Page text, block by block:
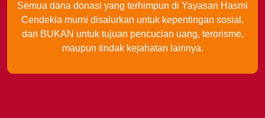
Semua dana donasi yang terhimpun di Yayasan Hasmi
Cendekia murni disalurkan untuk kepentingan sosial,
dan BUKAN untuk tujuan pencucian uang, terorisme,
maupun tindak kejahatan lainnya.